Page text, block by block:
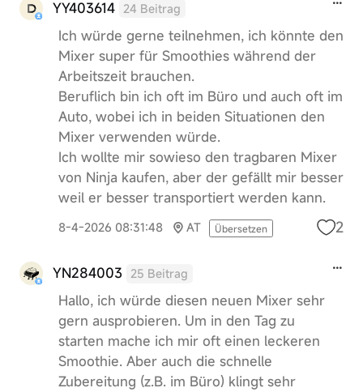
YY403614 24 Beitrag
Ich würde gerne teilnehmen, ich könnte den
Mixer super für Smoothies während der
Arbeitszeit brauchen.
Beruflich bin ich oft im Büro und auch oft im
Auto, wobei ich in beiden Situationen den
Mixer verwenden würde.
Ich wollte mir sowieso den tragbaren Mixer
von Ninja kaufen, aber der gefällt mir besser
weil er besser transportiert werden kann.
8-4-2026 08:31:48 AT Übersetzen 2
YN284003 25 Beitrag
Hallo, ich würde diesen neuen Mixer sehr
gern ausprobieren. Um in den Tag zu
starten mache ich mir oft einen leckeren
Smoothie. Aber auch die schnelle
Zubereitung (z.B. im Büro) klingt sehr